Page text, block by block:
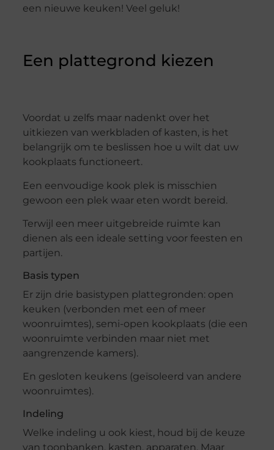
een nieuwe keuken! Veel geluk!
Een plattegrond kiezen
Voordat u zelfs maar nadenkt over het
uitkiezen van werkbladen of kasten, is het
belangrijk om te beslissen hoe u wilt dat uw
kookplaats functioneert.
Een eenvoudige kook plek is misschien
gewoon een plek waar eten wordt bereid.
Terwijl een meer uitgebreide ruimte kan
dienen als een ideale setting voor feesten en
partijen.
Basis typen
Er zijn drie basistypen plattegronden: open
keuken (verbonden met een of meer
woonruimtes), semi-open kookplaats (die een
woonruimte verbinden maar niet met
aangrenzende kamers).
En gesloten keukens (geïsoleerd van andere
woonruimtes).
Indeling
Welke indeling u ook kiest, houd bij de keuze
van toonbanken, kasten, apparaten. Maar